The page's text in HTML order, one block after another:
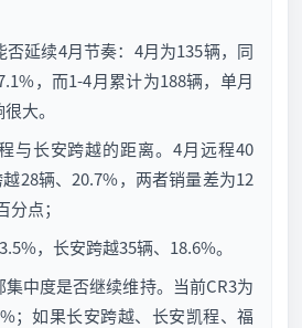
延续4月节奏：4月为135辆，同
，而1-4月累计为188辆，单月
大。
与长安跨越的距离。4月远程40
28辆、20.7%，两者销量差为12
点；
，长安跨越35辆、18.6%。
中度是否继续维持。当前CR3为
；如果长安跨越、长安凯程、福